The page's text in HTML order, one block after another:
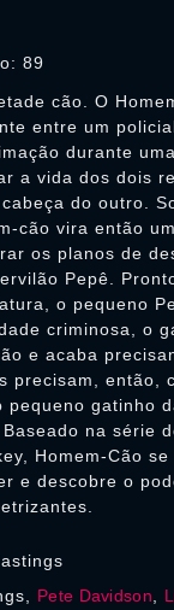
89
cão. O
entre um
durante
a vida dos dois
do outro.
cão vira então
os planos de
Pepê.
o pequeno
criminosa, o
e acaba
precisam, então,
pequeno gatinho
na série
Homem-Cão
e descobre o
Pete Davidson